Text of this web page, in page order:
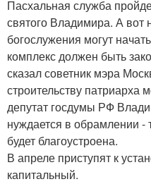
Пасхальная служба
святого Владимира. А вот
богослужения могут
комплекс должен быть
сказал советник мэра
строительству патриарха
депутат госдумы РФ
нуждается в обрамлении
будет благоустроена.
В апреле приступят к
капитальный.